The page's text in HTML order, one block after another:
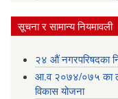
सूचना र सामान्य नियमावली
२४ औं नगरपरिषदका
आ.व २०७४/०७५ का
विकास योजना